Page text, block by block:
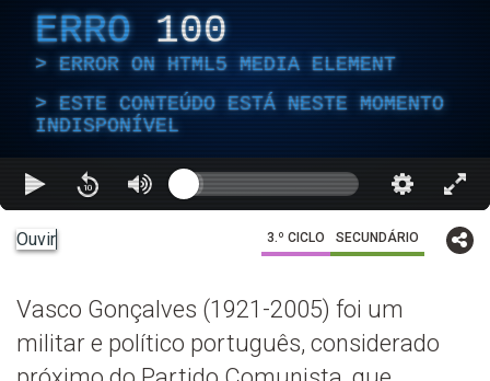
ERRO 100
ERROR ON HTML5 MEDIA ELEMENT
ESTE CONTEÚDO ESTÁ NESTE MOMENTO
INDISPONÍVEL
Ouvir 3.º CICLO SECUNDÁRIO
Vasco Gonçalves (1921-2005) foi um
militar e político português, considerado